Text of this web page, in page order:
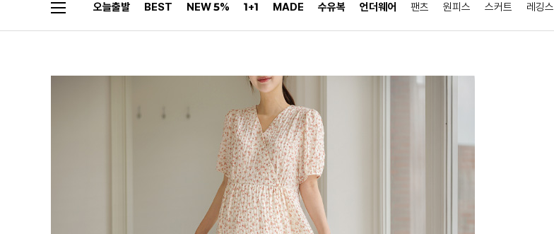
오늘출발 BEST NEW 5% 1+1 MADE 수유복 언더웨어 팬츠 원피스 스커트 레깅스